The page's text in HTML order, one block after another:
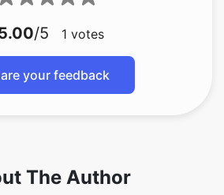
Copy Link
/5 1 votes
your feedback
The Author